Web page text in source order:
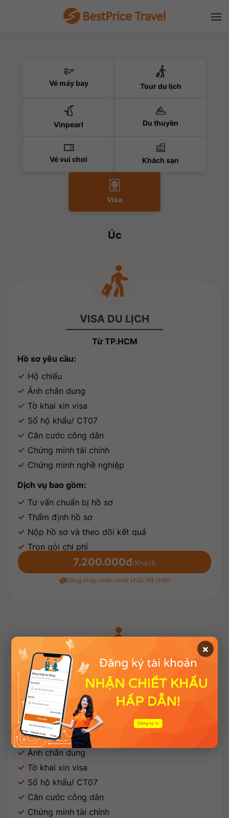
Vé máy bay Tour du lịch
Vinpearl Du thuyền
Vé vui chơi Khách sạn
Visa
Úc
VISA DU LỊCH
Từ TP.HCM
Hồ sơ yêu cầu:
Hộ chiếu
Ảnh chân dung
Tờ khai xin visa
Sổ hộ khẩu/ CT07
Căn cước công dân
Chứng minh tài chính
Chứng minh nghề nghiệp
Dịch vụ bao gồm:
Tư vấn chuẩn bị hồ sơ
Thẩm định hồ sơ
Nộp hồ sơ và theo dõi kết quả
Trọn gói chi phí
7.200.000đ/Khách
Đăng nhập nhận chiết khấu tốt nhất!
VISA DU LỊCH
Từ Hà Nội
Hồ sơ yêu cầu:
Hộ chiếu
Ảnh chân dung
Tờ khai xin visa
Sổ hộ khẩu/ CT07
Căn cước công dân
Chứng minh tài chính
×